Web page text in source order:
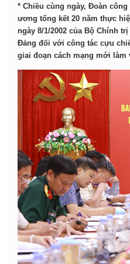
* Chiều cùng ngày, Đoàn
ương tổng kết 20 năm thực
ngày 8/1/2002 của Bộ Chính
Đảng đối với công tác cựu
giai đoạn cách mạng mới làm